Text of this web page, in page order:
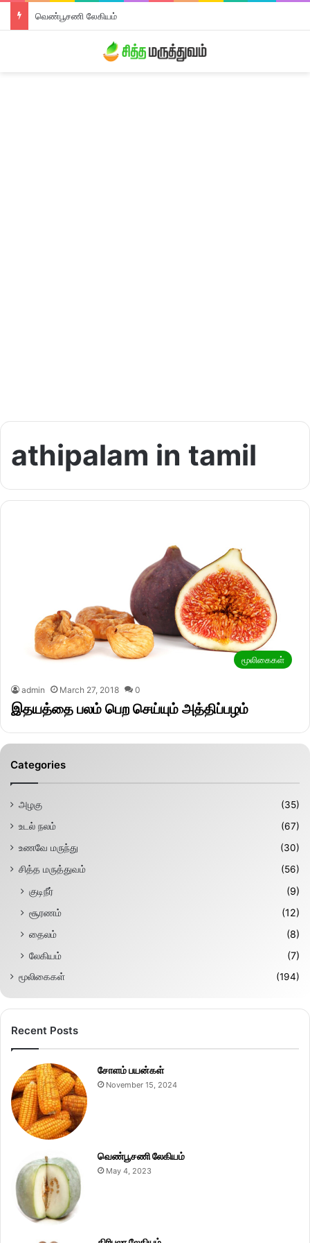
வெண்பூசணி லேகியம்
athipalam in tamil
மூலிகைகள்
admin March 27, 2018 0
இதயத்தை பலம் பெற செய்யும் அத்திப்பழம்
Categories
அழகு
(35)
உடல் நலம்
(67)
உணவே மருந்து
(30)
சித்த மருத்துவம்
(56)
குடிநீர்
(9)
சூரணம்
(12)
தைலம்
(8)
லேகியம்
(7)
மூலிகைகள் (194)
Recent Posts
சோளம் பயன்கள்
November 15, 2024
வெண்பூசணி லேகியம்
May 4, 2023